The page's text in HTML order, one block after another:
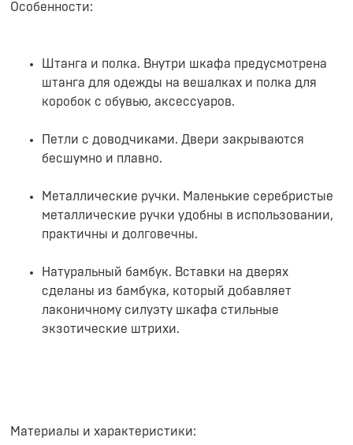
Особенности:
Штанга и полка. Внутри шкафа предусмотрена
штанга для одежды на вешалках и полка для
коробок с обувью, аксессуаров.
Петли с доводчиками. Двери закрываются
бесшумно и плавно.
Металлические ручки. Маленькие серебристые
металлические ручки удобны в использовании,
практичны и долговечны.
Натуральный бамбук. Вставки на дверях
сделаны из бамбука, который добавляет
лаконичному силуэту шкафа стильные
экзотические штрихи.
Материалы и характеристики: